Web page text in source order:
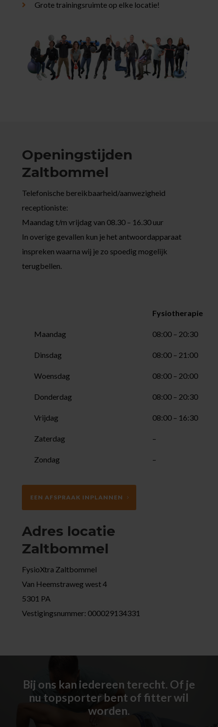
Grote trainingsruimte op elke locatie!
Openingstijden
Zaltbommel
Telefonische bereikbaarheid/aanwezigheid
receptioniste:
Maandag t/m vrijdag van 08.30 – 16.30 uur
In overige gevallen kun je het antwoordapparaat
inspreken waarna wij je zo spoedig mogelijk
terugbellen.
Fysiotherapie
Maandag 08:00 – 20:30
Dinsdag 08:00 – 21:00
Woensdag 08:00 – 20:00
Donderdag 08:00 – 20:30
Vrijdag 08:00 – 16:30
Zaterdag –
Zondag –
EEN AFSPRAAK INPLANNEN
Adres locatie
Zaltbommel
FysioXtra Zaltbommel
Van Heemstraweg west 4
5301 PA
Vestigingsnummer: 000029134331
Bij ons kan iedereen terecht. Of je
nu topsporter bent of fitter wil
worden.